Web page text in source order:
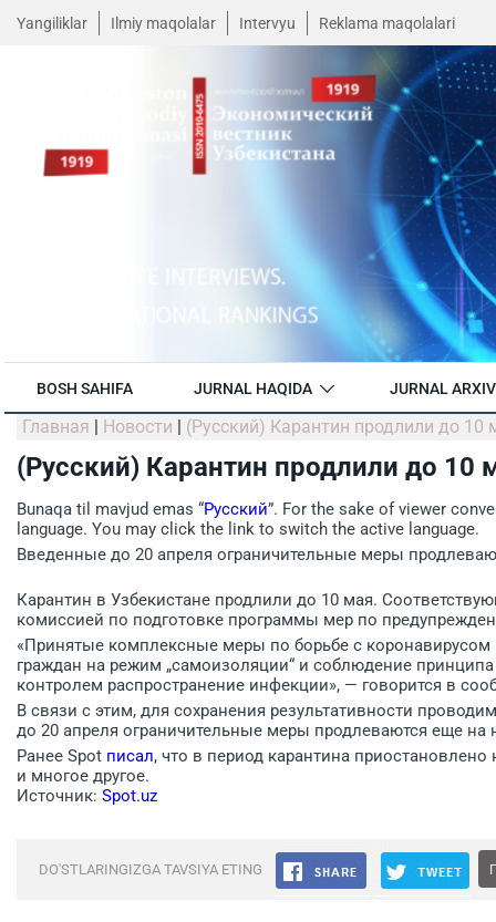
Yangiliklar Ilmiy maqolalar Intervyu Reklama maqolalari
BOSH SAHIFA JURNAL HAQIDA JURNAL
Главная | Новости | (Русский) Карантин продлили до 10
(Русский) Карантин продлили до 10
Bunaqa til mavjud emas “Русский”. For the sake of viewer
language. You may click the link to switch the active language.
Введенные до 20 апреля ограничительные меры
Карантин в Узбекистане продлили до 10 мая.
комиссией по подготовке программы мер по
«Принятые комплексные меры по борьбе с
граждан на режим „самоизоляции“ и соблюдение
контролем распространение инфекции», — говорится в
В связи с этим, для сохранения результативности
до 20 апреля ограничительные меры продлеваются еще на
Ранее Spot писал, что в период карантина
и многое другое.
Источник: Spot.uz
DO'STLARINGIZGA TAVSIYA ETING